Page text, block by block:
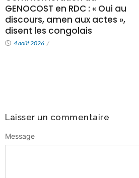
GENOCOST en RDC : « Oui au
discours, amen aux actes »,
disent les congolais
4 août 2026 /
Laisser un commentaire
Message